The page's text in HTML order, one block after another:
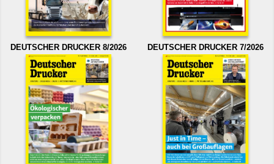
DEUTSCHER DRUCKER 8/2026 DEUTSCHER DRUCKER 7/2026